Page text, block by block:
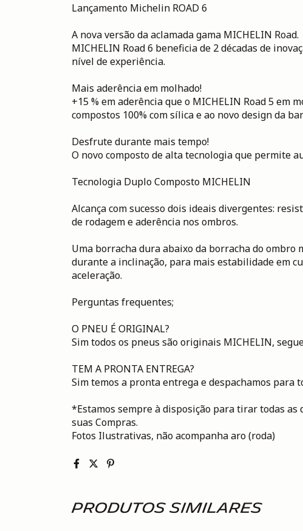
Lançamento Michelin ROAD 6
A nova versão da aclamada gama MICHELIN Road.
MICHELIN Road 6 beneficia de 2 décadas de
nível de experiência.
Mais aderência em molhado!
+15 % em aderência que o MICHELIN Road 5 em
compostos 100% com sílica e ao novo design da
Desfrute durante mais tempo!
O novo composto de alta tecnologia que permite
Tecnologia Duplo Composto MICHELIN
Alcança com sucesso dois ideais divergentes:
de rodagem e aderência nos ombros.
Uma borracha dura abaixo da borracha do
durante a inclinação, para mais estabilidade em
aceleração.
Perguntas frequentes;
O PNEU É ORIGINAL?
Sim todos os pneus são originais MICHELIN,
TEM A PRONTA ENTREGA?
Sim temos a pronta entrega e despachamos para
*Estamos sempre à disposição para tirar todas as
suas Compras.
Fotos Ilustrativas, não acompanha aro (roda)
Produtos similares